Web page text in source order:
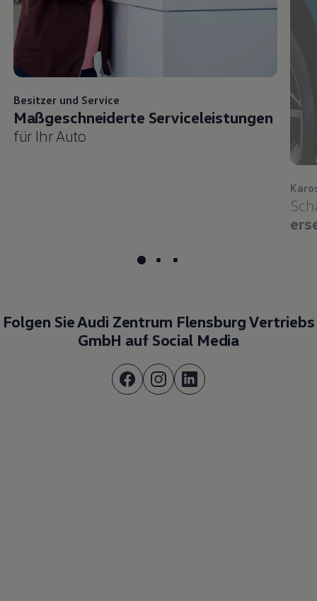
Besitzer und Service
Maßgeschneiderte Serviceleistungen
für Ihr Auto
Folgen Sie Audi Zentrum Flensburg Vertriebs
GmbH auf Social Media